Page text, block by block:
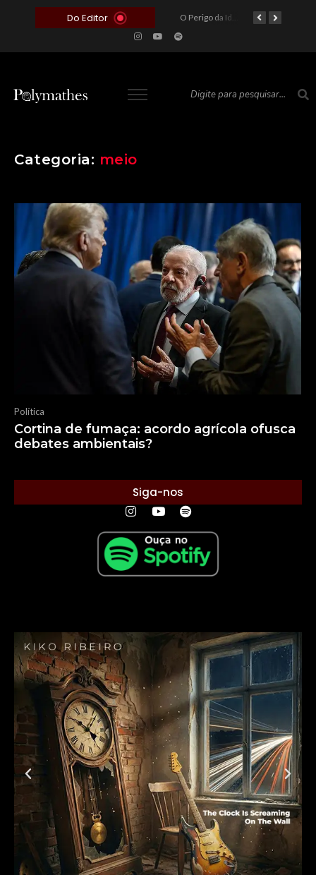
Do Editor
O Voto como Moeda: Clientelismo e o Analfabetismo Funcional Político no Brasil O Perigo da Ideologia Desenfreada na Justiça: Quando a Pauta Política Substitui a Pena Criminal
Categoria: meio
Política
Cortina de fumaça: acordo agrícola ofusca
debates ambientais?
Siga-nos